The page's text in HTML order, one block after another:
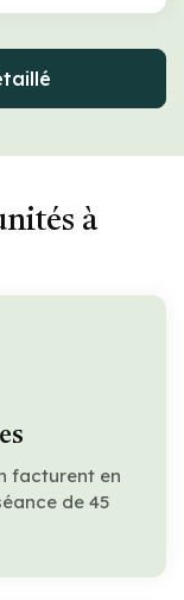
à
facturent en
de 45